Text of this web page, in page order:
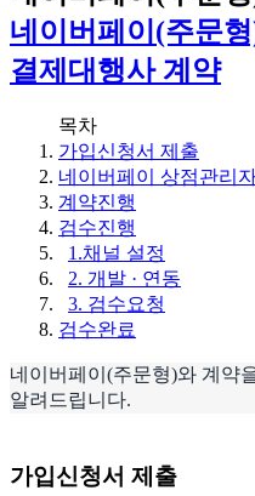
네이버페이(주문
결제대행사 계약
목차
가입신청서 제출
네이버페이 상점관리
계약진행
검수진행
1.채널 설정
2. 개발 · 연동
3. 검수요청
검수완료
네이버페이(주문형)와 계약
알려드립니다.
가입신청서 제출